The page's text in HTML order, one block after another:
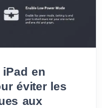
iPad en
éviter les
aux